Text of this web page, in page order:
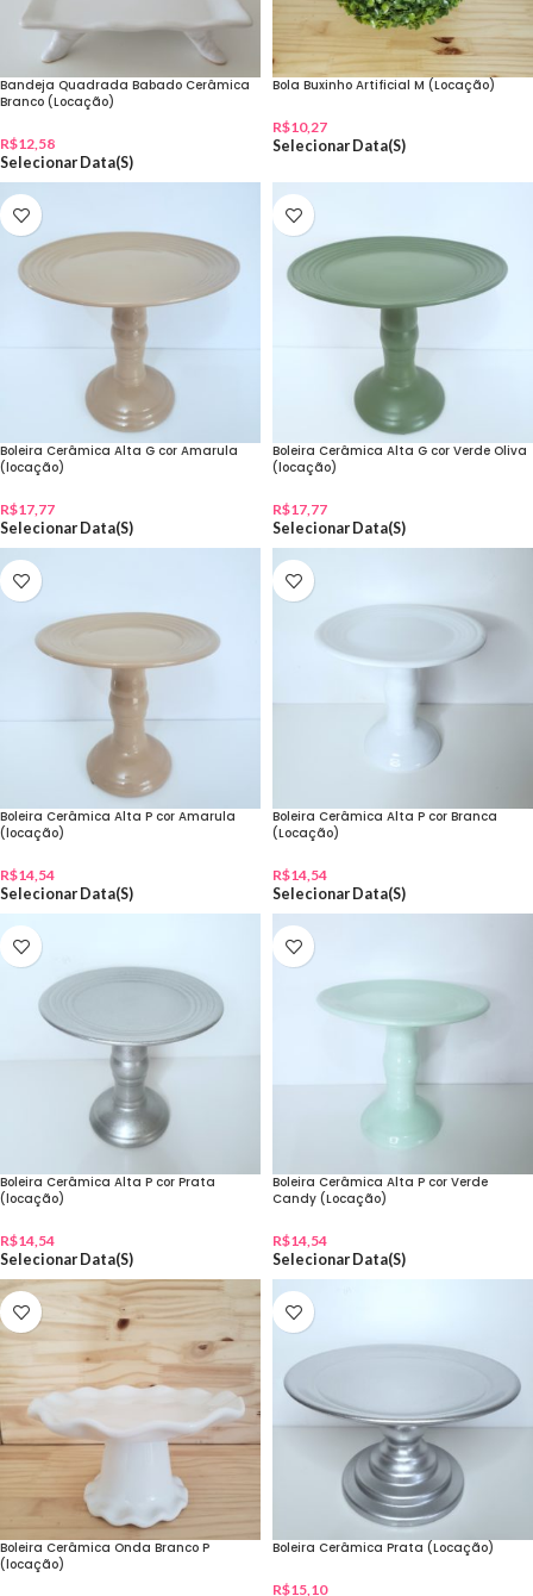
Bandeja Quadrada Babado Cerâmica
Branco (Locação)
R$12,58
Selecionar Data(s)
Bola Buxinho Artificial M (Locação)
R$10,27
Selecionar Data(s)
Boleira Cerâmica Alta G cor Amarula
(locação)
R$17,77
Selecionar Data(s)
Boleira Cerâmica Alta G cor Verde Oliva
(locação)
R$17,77
Selecionar Data(s)
Boleira Cerâmica Alta P cor Amarula
(locação)
R$14,54
Selecionar Data(s)
Boleira Cerâmica Alta P cor Branca
(Locação)
R$14,54
Selecionar Data(s)
Boleira Cerâmica Alta P cor Prata
(locação)
R$14,54
Selecionar Data(s)
Boleira Cerâmica Alta P cor Verde
Candy (Locação)
R$14,54
Selecionar Data(s)
Boleira Cerâmica Onda Branco P
(locação)
Boleira Cerâmica Prata (Locação)
R$15,10